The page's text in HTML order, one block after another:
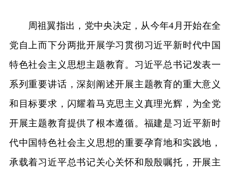
周祖翼指出，党中央决定，从今年4月开始在全
党自上而下分两批开展学习贯彻习近平新时代中国
特色社会主义思想主题教育。习近平总书记发表一
系列重要讲话，深刻阐述开展主题教育的重大意义
和目标要求，闪耀着马克思主义真理光辉，为全党
开展主题教育提供了根本遵循。福建是习近平新时
代中国特色社会主义思想的重要孕育地和实践地，
承载着习近平总书记关心关怀和殷殷嘱托，开展主